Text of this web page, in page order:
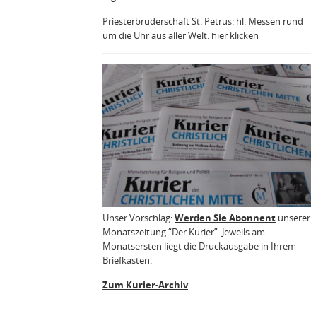
Priesterbruderschaft St. Petrus: hl. Messen rund
um die Uhr aus aller Welt: hier klicken
Unser Vorschlag:Werden Sie Abonnent unserer
Monatszeitung “Der Kurier”. Jeweils am
Monatsersten liegt die Druckausgabe in Ihrem
Briefkasten.
Zum Kurier-Archiv